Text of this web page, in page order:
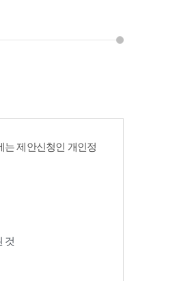
제안신청인 개인정
것